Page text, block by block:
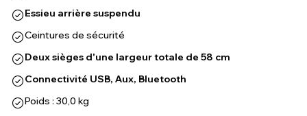
Essieu arrière suspendu
Ceintures de sécurité
Deux sièges d'une largeur totale de 58 cm
Connectivité USB, Aux, Bluetooth
Poids : 30,0 kg